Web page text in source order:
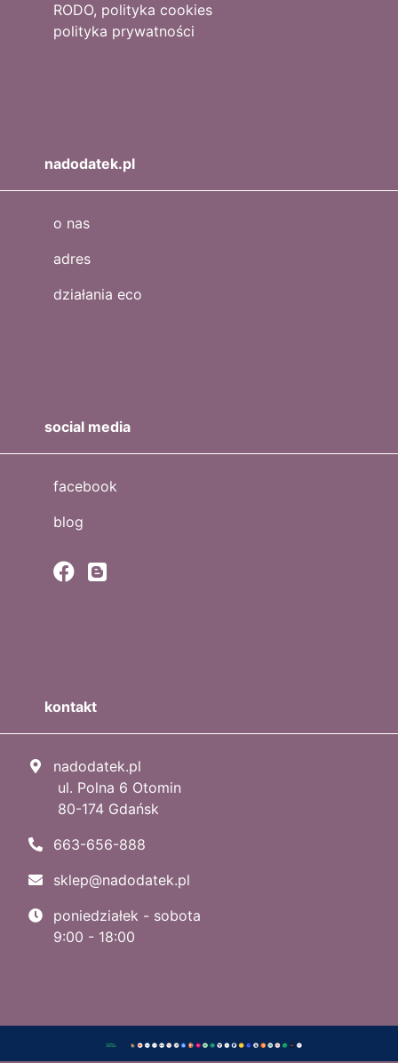
RODO, polityka cookies
polityka prywatności
nadodatek.pl
o nas
adres
działania eco
social media
facebook
blog
kontakt
nadodatek.pl
ul. Polna 6 Otomin
80-174 Gdańsk
663-656-888
sklep@nadodatek.pl
poniedziałek - sobota
9:00 - 18:00